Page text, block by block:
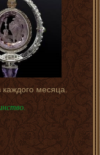
каждого месяца.